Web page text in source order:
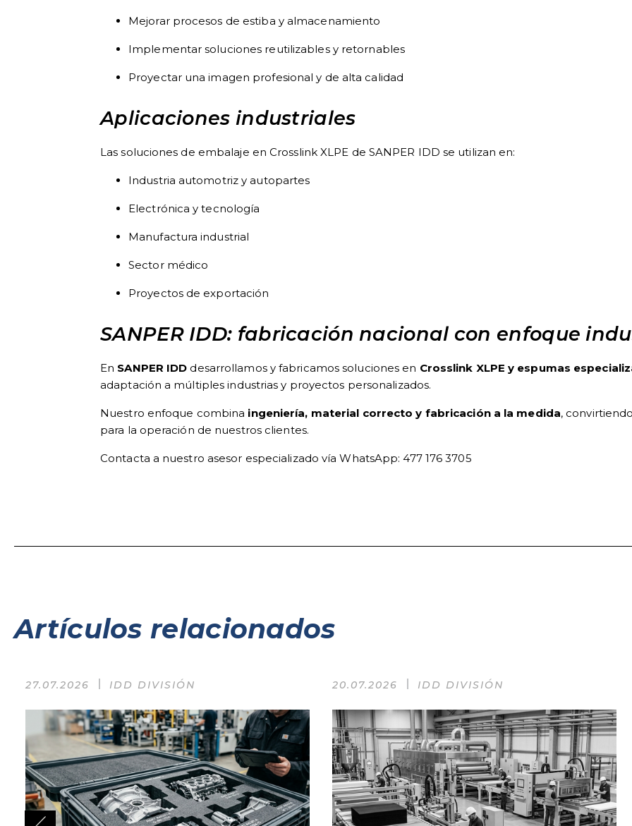
Mejorar procesos de estiba y almacenamiento
Implementar soluciones reutilizables y retornables
Proyectar una imagen profesional y de alta calidad
Aplicaciones industriales
Las soluciones de embalaje en Crosslink XLPE de SANPER IDD se utilizan en:
Industria automotriz y autopartes
Electrónica y tecnología
Manufactura industrial
Sector médico
Proyectos de exportación
SANPER IDD: fabricación nacional con enfoque
En SANPER IDD desarrollamos y fabricamos soluciones en Crosslink XLPE y espumas
adaptación a múltiples industrias y proyectos personalizados.
Nuestro enfoque combina ingeniería, material correcto y fabricación a la medida,
para la operación de nuestros clientes.
Contacta a nuestro asesor especializado vía WhatsApp: 477 176 3705
Artículos relacionados
27.07.2026 IDD DIVISIÓN 20.07.2026 IDD DIVISIÓN